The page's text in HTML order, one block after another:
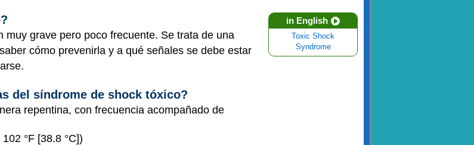
in English
Toxic Shock
Syndrome
grave pero poco frecuente. Se trata de una
cómo prevenirla y a qué señales se debe estar
del síndrome de shock tóxico?
repentina, con frecuencia acompañado de
°F [38.8 °C])